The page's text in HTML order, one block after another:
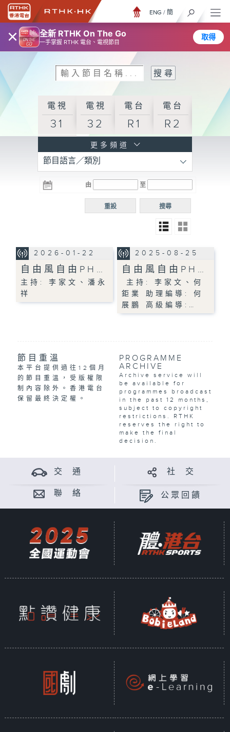
× 全新 RTHK On The Go
一手掌握 RTHK 電台、電視節目
取得
ENG / 簡
電視
31
電視
32
電台
R1
電台
R2
R3
電台 電台
R5
電台
普通
更多頻道
節目語言／類別
由 至
搜尋
重設
2026-01-22
自由風自由PH…
主持: 李家文、潘永
祥
2025-08-25
自由風自由PH…
主持: 李家文、何
鉅業 助理編導: 何
展鵬 高級編導:…
節目重溫
本平台提供過往12個月
的節目重溫，受版權限
制內容除外。香港電台
保留最終決定權。
PROGRAMME
ARCHIVE
Archive service will
be available for
programmes broadcast
in the past 12 months,
subject to copyright
restrictions. RTHK
reserves the right to
make the final
decision.
交 通 社 交
聯 絡 公眾回饋